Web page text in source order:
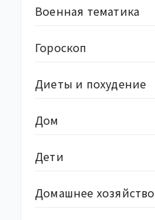
Военная тематика
Гороскоп
Диеты и похудение
Дом
Дети
Домашнее хозяйство